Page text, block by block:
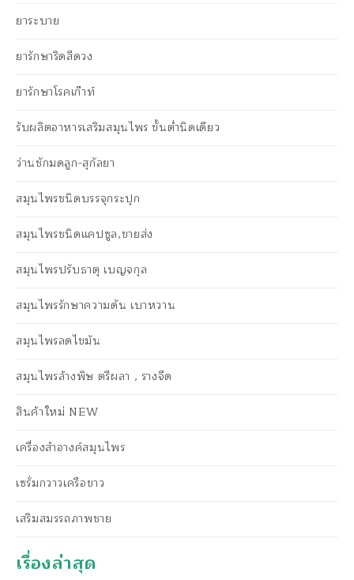
ยาระบาย
ยารักษาริดสีดวง
ยารักษาโรคเก๊าท์
รับผลิตอาหารเสริมสมุนไพร ขั้นต่ำนิดเดียว
ว่านชักมดลูก-สุกัลยา
สมุนไพรชนิดบรรจุกระปุก
สมุนไพรชนิดแคปซูล,ขายส่ง
สมุนไพรปรับธาตุ เบญจกุล
สมุนไพรรักษาความดัน เบาหวาน
สมุนไพรลดไขมัน
สมุนไพรล้างพิษ ตรีผลา , รางจืด
สินค้าใหม่ NEW
เครื่องสำอางค์สมุนไพร
เซรั่มกวาวเครือขาว
เสริมสมรรถภาพชาย
เรื่องล่าสุด